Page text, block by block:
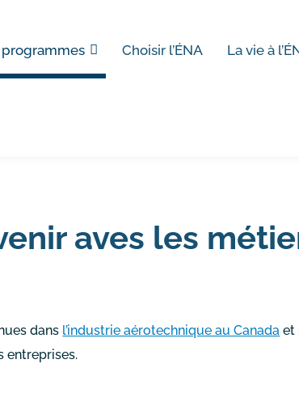
programmes Choisir l’ÉNA La vie à
aves les
dans l’industrie aérotechnique au Canada et
entreprises.